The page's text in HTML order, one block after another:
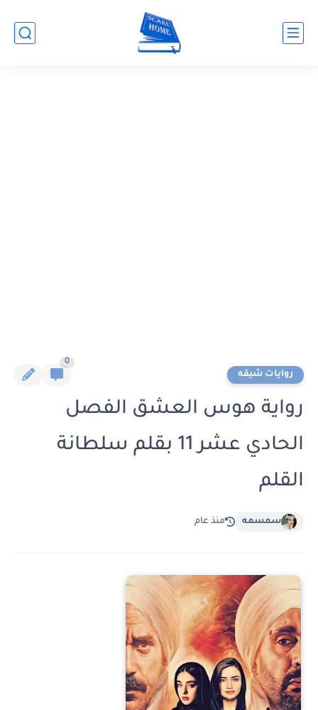
روايات شيقه
0
رواية هوس العشق الفصل
الحادي عشر 11 بقلم سلطانة
القلم
سمسمه منذ عام